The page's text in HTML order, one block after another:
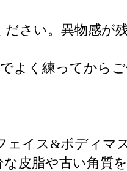
さい。異物感が
よく練ってからご
イス&ボディマ
皮脂や古い角質